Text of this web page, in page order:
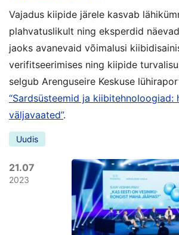
Vajadus kiipide järele kasvab
plahvatuslikult ning eksperdid
jaoks avanevaid võimalusi
verifitseerimises ning kiipide
selgub Arenguseire Keskuse
“Sardsüsteemid ja kiibitehnoloogiad:
väljavaated”.
Uudis
21.07
2023